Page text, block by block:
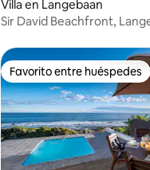
Villa en Langebaan
Sir David Beachfront,
Favorito entre huéspedes
Favorito entre huéspedes